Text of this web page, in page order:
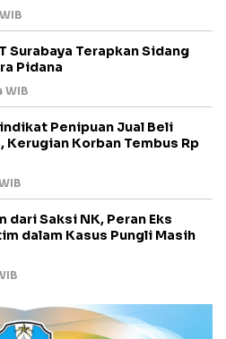
Surabaya Terapkan Sidang
Pidana
WIB
Penipuan Jual Beli
Kerugian Korban Tembus Rp
dari Saksi NK, Peran Eks
dalam Kasus Pungli Masih